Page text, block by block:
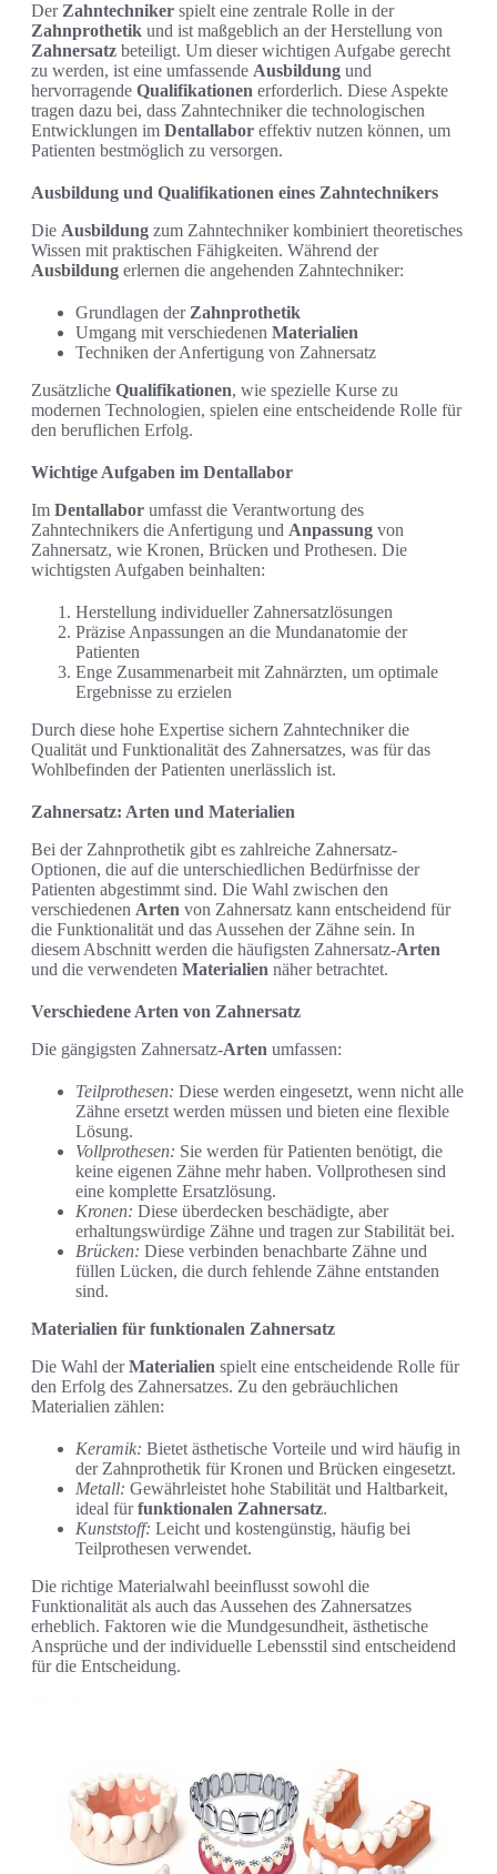
Der Zahntechniker spielt eine zentrale Rolle in der
Zahnprothetik und ist maßgeblich an der Herstellung von
Zahnersatz beteiligt. Um dieser wichtigen Aufgabe gerecht
zu werden, ist eine umfassende Ausbildung und
hervorragende Qualifikationen erforderlich. Diese Aspekte
tragen dazu bei, dass Zahntechniker die technologischen
Entwicklungen im Dentallabor effektiv nutzen können, um
Patienten bestmöglich zu versorgen.
Ausbildung und Qualifikationen eines Zahntechnikers
Die Ausbildung zum Zahntechniker kombiniert theoretisches
Wissen mit praktischen Fähigkeiten. Während der
Ausbildung erlernen die angehenden Zahntechniker:
Grundlagen der Zahnprothetik
Umgang mit verschiedenen Materialien
Techniken der Anfertigung von Zahnersatz
Zusätzliche Qualifikationen, wie spezielle Kurse zu
modernen Technologien, spielen eine entscheidende Rolle für
den beruflichen Erfolg.
Wichtige Aufgaben im Dentallabor
Im Dentallabor umfasst die Verantwortung des
Zahntechnikers die Anfertigung und Anpassung von
Zahnersatz, wie Kronen, Brücken und Prothesen. Die
wichtigsten Aufgaben beinhalten:
Herstellung individueller Zahnersatzlösungen
Präzise Anpassungen an die Mundanatomie der
Patienten
Enge Zusammenarbeit mit Zahnärzten, um optimale
Ergebnisse zu erzielen
Durch diese hohe Expertise sichern Zahntechniker die
Qualität und Funktionalität des Zahnersatzes, was für das
Wohlbefinden der Patienten unerlässlich ist.
Zahnersatz: Arten und Materialien
Bei der Zahnprothetik gibt es zahlreiche Zahnersatz-
Optionen, die auf die unterschiedlichen Bedürfnisse der
Patienten abgestimmt sind. Die Wahl zwischen den
verschiedenen Arten von Zahnersatz kann entscheidend für
die Funktionalität und das Aussehen der Zähne sein. In
diesem Abschnitt werden die häufigsten Zahnersatz-Arten
und die verwendeten Materialien näher betrachtet.
Verschiedene Arten von Zahnersatz
Die gängigsten Zahnersatz-Arten umfassen:
Teilprothesen: Diese werden eingesetzt, wenn nicht alle
Zähne ersetzt werden müssen und bieten eine flexible
Lösung.
Vollprothesen: Sie werden für Patienten benötigt, die
keine eigenen Zähne mehr haben. Vollprothesen sind
eine komplette Ersatzlösung.
Kronen: Diese überdecken beschädigte, aber
erhaltungswürdige Zähne und tragen zur Stabilität bei.
Brücken: Diese verbinden benachbarte Zähne und
füllen Lücken, die durch fehlende Zähne entstanden
sind.
Materialien für funktionalen Zahnersatz
Die Wahl derMaterialien spielt eine entscheidende Rolle für
den Erfolg des Zahnersatzes. Zu den gebräuchlichen
Materialien zählen:
Keramik: Bietet ästhetische Vorteile und wird häufig in
der Zahnprothetik für Kronen und Brücken eingesetzt.
Metall: Gewährleistet hohe Stabilität und Haltbarkeit,
ideal fürfunktionalen Zahnersatz.
Kunststoff: Leicht und kostengünstig, häufig bei
Teilprothesen verwendet.
Die richtige Materialwahl beeinflusst sowohl die
Funktionalität als auch das Aussehen des Zahnersatzes
erheblich. Faktoren wie die Mundgesundheit, ästhetische
Ansprüche und der individuelle Lebensstil sind entscheidend
für die Entscheidung.